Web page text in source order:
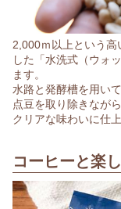
2,000ｍ以上という高
した「水洗式（ウォ
ます。
水路と発酵槽を用い
点豆を取り除きなが
クリアな味わいに仕上
コーヒーと楽